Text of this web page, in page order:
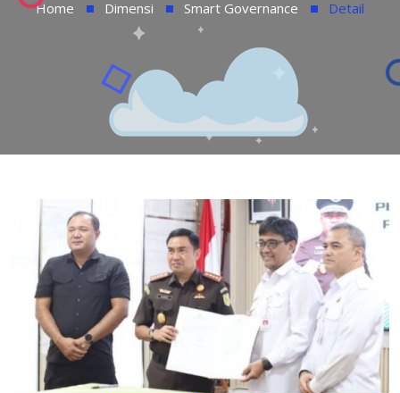
Home Dimensi Smart Governance Detail